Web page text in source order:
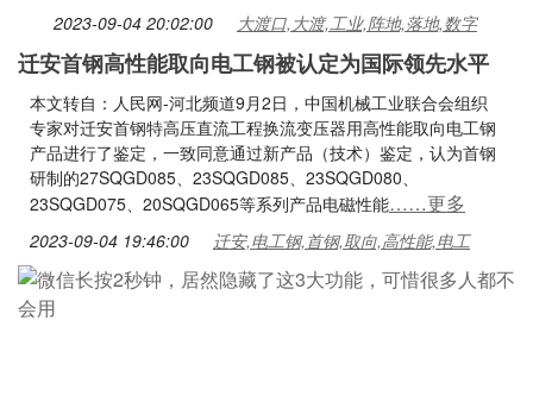
2023-09-04 20:02:00 大渡口,大渡,工业,阵地,落地,数字
迁安首钢高性能取向电工钢被认定为国际领先水平
本文转自：人民网-河北频道9月2日，中国机械工业联合会组织
专家对迁安首钢特高压直流工程换流变压器用高性能取向电工钢
产品进行了鉴定，一致同意通过新产品（技术）鉴定，认为首钢
研制的27SQGD085、23SQGD085、23SQGD080、
23SQGD075、20SQGD065等系列产品电磁性能……更多
2023-09-04 19:46:00 迁安,电工钢,首钢,取向,高性能,电工